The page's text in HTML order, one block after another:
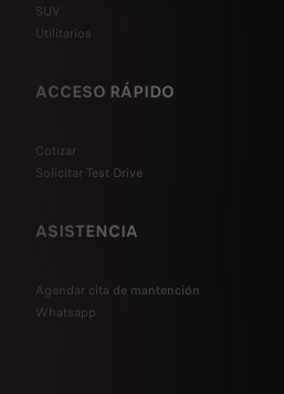
SUV
Utilitarios
ACCESO RÁPIDO
Cotizar
Solicitar Test Drive
ASISTENCIA
Agendar cita de mantención
Whatsapp